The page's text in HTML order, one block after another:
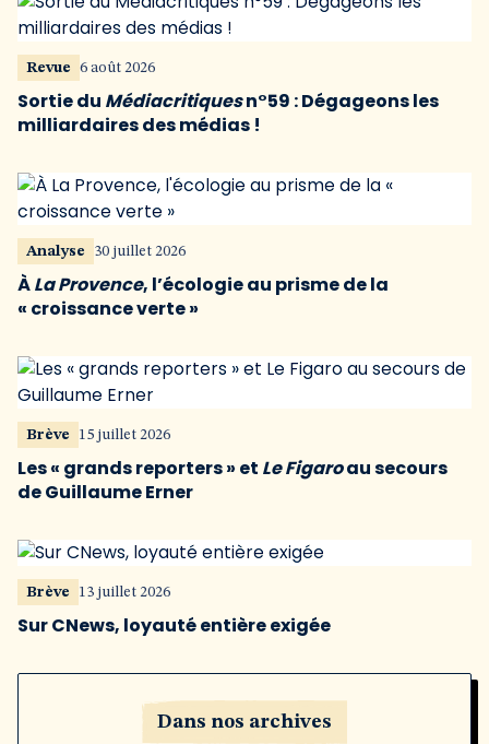
Revue 6 août 2026
Sortie du Médiacritiquesn°59 : Dégageons les
milliardaires des médias !
Analyse 30 juillet 2026
ÀLa Provence, l’écologie au prisme de la
« croissance verte »
Brève 15 juillet 2026
Les « grands reporters » et Le Figaroau secours
de Guillaume Erner
Brève 13 juillet 2026
Sur CNews, loyauté entière exigée
Dans nos archives